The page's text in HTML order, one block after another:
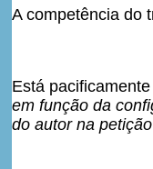
A competência do
Está
em função da
do autor na